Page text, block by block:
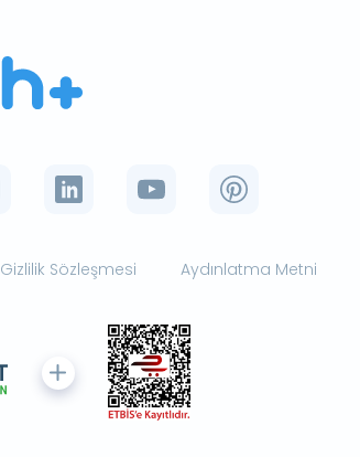
Gizlilik Sözleşmesi Aydınlatma Metni